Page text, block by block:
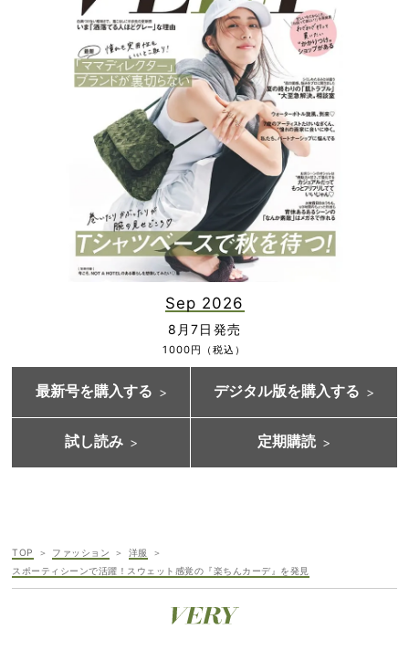
Sep 2026
8月7日発売
1000円（税込）
最新号を購入する デジタル版を購入する
試し読み 定期購読
TOP ファッション
洋服
スポーティシーンで活躍！スウェット感覚の『楽ちんカーデ』を発見